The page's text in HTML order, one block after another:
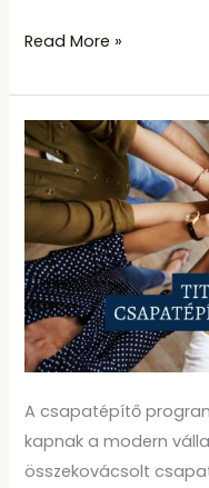
Read More »
A csapatépítő
kapnak a modern
összekovácsolt
Mély
és
hatékony
csapatépítés
a
Selves
Kártyákkal:
Tippek
és
javaslatok
szervezőknek